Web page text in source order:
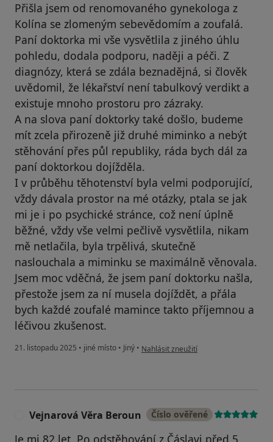
Přišla jsem od renomovaného gynekologa z
Kolína se zlomeným sebevědomím a zoufalá.
Paní doktorka mi vše vysvětlila z jiného úhlu
pohledu, dodala podporu, naději a péči. Z
diagnózy, která se zdála beznadějná, si člověk
uvědomil, že lékařství není tabulkový verdikt a
existuje mnoho prostoru pro zázraky.
A na slova paní doktorky také došlo, budeme
mít zcela přirozeně již druhé miminko a nebýt
stěhování přes půl republiky, ráda bych dál za
paní doktorkou dojížděla.
I v průběhu těhotenství byla velmi podporující,
vždy dávala prostor na mé otázky, ptala se jak
mi je i po psychické stránce, což není úplně
běžné, vždy vše velmi pečlivě vysvětlila, nikam
mě netlačila, byla trpělivá, skutečně
naslouchala a miminku se maximálně věnovala.
Jsem moc vděčná, že jsem paní doktorku našla,
přestože jsem za ní musela dojíždět, a přála
bych každé zoufalé mamince takto příjemnou a
léčivou zkušenost.
21. listopadu 2025 • jiné místo • Jiný • podle názoru uživatele Ei
Nahlásit zneužití
Vejnarová Věra Beroun Číslo ověřené